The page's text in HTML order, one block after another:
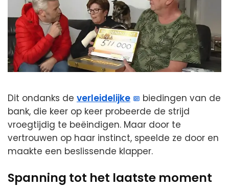
Dit ondanks de verleidelijke
biedingen van de
bank, die keer op keer probeerde de strijd
vroegtijdig te beëindigen. Maar door te
vertrouwen op haar instinct, speelde ze door en
maakte een beslissende klapper.
Spanning tot het laatste moment